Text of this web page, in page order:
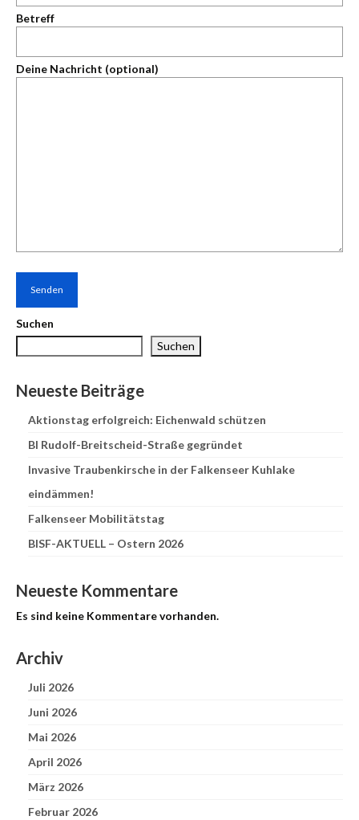
Betreff
Deine Nachricht (optional)
Suchen
Suchen
Neueste Beiträge
Aktionstag erfolgreich: Eichenwald schützen
BI Rudolf-Breitscheid-Straße gegründet
Invasive Traubenkirsche in der Falkenseer Kuhlake
eindämmen!
Falkenseer Mobilitätstag
BISF-AKTUELL – Ostern 2026
Neueste Kommentare
Es sind keine Kommentare vorhanden.
Archiv
Juli 2026
Juni 2026
Mai 2026
April 2026
März 2026
Februar 2026